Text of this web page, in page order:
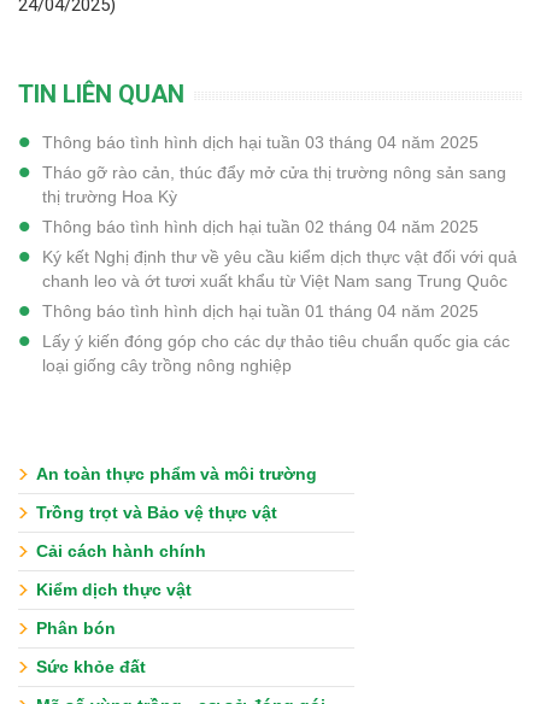
24/04/2025)
TIN LIÊN QUAN
Thông báo tình hình dịch hại tuần 03 tháng 04 năm 2025
Tháo gỡ rào cản, thúc đẩy mở cửa thị trường nông sản sang
thị trường Hoa Kỳ
Thông báo tình hình dịch hại tuần 02 tháng 04 năm 2025
Ký kết Nghị định thư về yêu cầu kiểm dịch thực vật đối với quả
chanh leo và ớt tươi xuất khẩu từ Việt Nam sang Trung Quôc
Thông báo tình hình dịch hại tuần 01 tháng 04 năm 2025
Lấy ý kiến đóng góp cho các dự thảo tiêu chuẩn quốc gia các
loại giống cây trồng nông nghiệp
An toàn thực phẩm và môi trường
Trồng trọt và Bảo vệ thực vật
Cải cách hành chính
Kiểm dịch thực vật
Phân bón
Sức khỏe đất